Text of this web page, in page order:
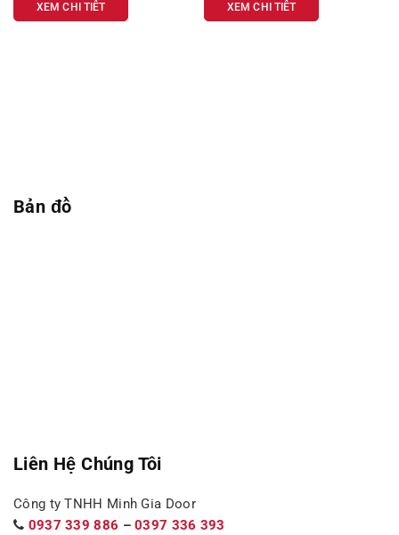
XEM CHI TIẾT XEM CHI TIẾT
Bản đồ
Liên Hệ Chúng Tôi
Công ty TNHH Minh Gia Door
0937 339 886 –0397 336 393